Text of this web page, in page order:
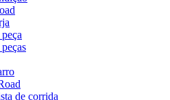
de corrida